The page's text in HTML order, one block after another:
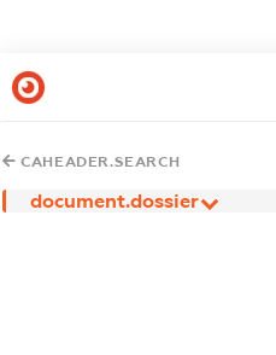
CAHEADER.SEARCH
document.dossier